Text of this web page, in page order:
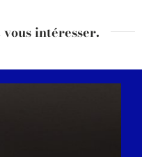
intéresser.